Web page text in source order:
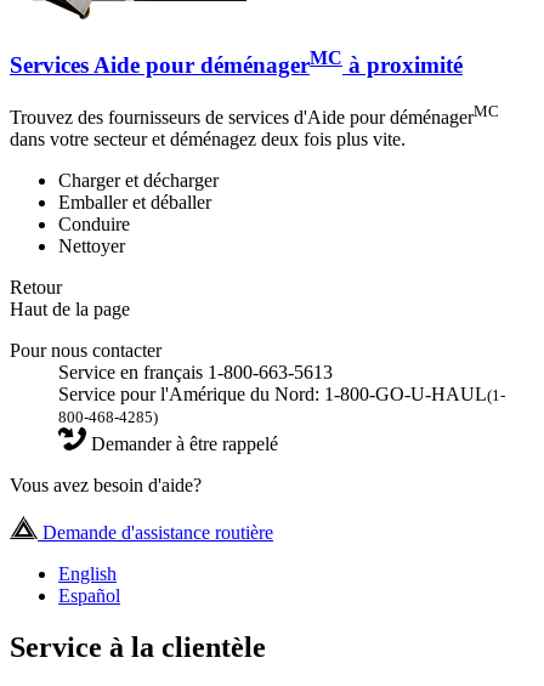
Services Aide pour déménagerMC à proximité
Trouvez des fournisseurs de services d'Aide pour déménagerMC
dans votre secteur et déménagez deux fois plus vite.
Charger et décharger
Emballer et déballer
Conduire
Nettoyer
Retour
Haut de la page
Pour nous contacter
Service en français 1-800-663-5613
Service pour l'Amérique du Nord: 1-800-GO-U-HAUL(1-
800-468-4285)
Demander à être rappelé
Vous avez besoin d'aide?
Demande d'assistance routière
English
Español
Service à la clientèle